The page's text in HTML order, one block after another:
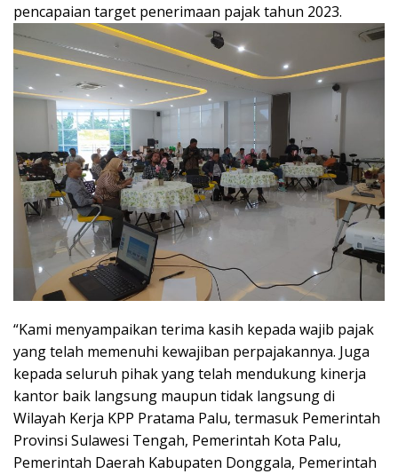
pencapaian target penerimaan pajak tahun 2023.
“Kami menyampaikan terima kasih kepada wajib pajak
yang telah memenuhi kewajiban perpajakannya. Juga
kepada seluruh pihak yang telah mendukung kinerja
kantor baik langsung maupun tidak langsung di
Wilayah Kerja KPP Pratama Palu, termasuk Pemerintah
Provinsi Sulawesi Tengah, Pemerintah Kota Palu,
Pemerintah Daerah Kabupaten Donggala, Pemerintah